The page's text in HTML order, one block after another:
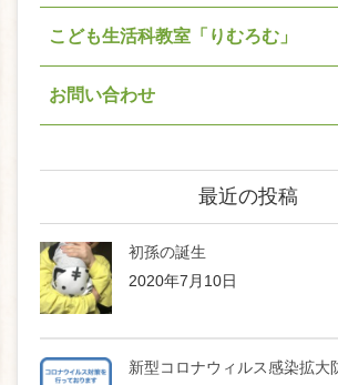
こども生活科教室「りむろむ」
お問い合わせ
最近の投稿
初孫の誕生
2020年7月10日
新型コロナウィルス感染拡大